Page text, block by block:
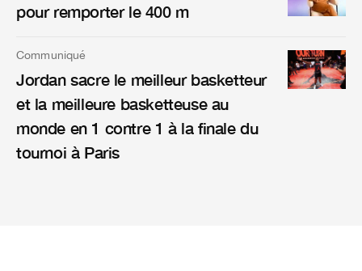
pour remporter le 400 m
Communiqué
Jordan sacre le meilleur basketteur
et la meilleure basketteuse au
monde en 1 contre 1 à la finale du
tournoi à Paris